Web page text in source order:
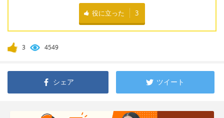
役に立った 3
3 4549
シェア ツイート